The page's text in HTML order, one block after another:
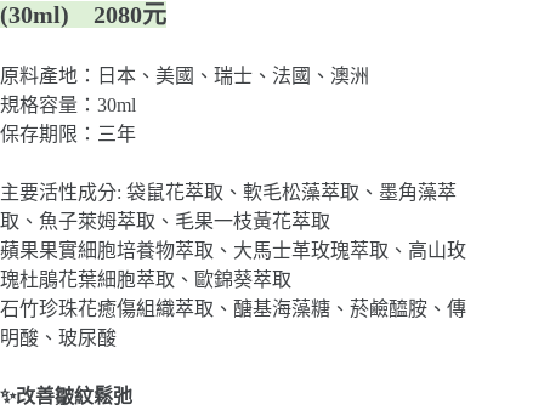
(30ml) 2080元
原料產地：日本、美國、瑞士、法國、澳洲
規格容量：30ml
保存期限：三年
主要活性成分: 袋鼠花萃取、軟毛松藻萃取、墨角藻萃
取、魚子萊姆萃取、毛果一枝黃花萃取
蘋果果實細胞培養物萃取、大馬士革玫瑰萃取、高山玫
瑰杜鵑花葉細胞萃取、歐錦葵萃取
石竹珍珠花癒傷組織萃取、醣基海藻糖、菸鹼醯胺、傳
明酸、玻尿酸
✨改善皺紋鬆弛